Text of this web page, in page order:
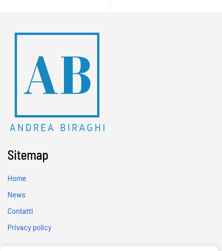
Sitemap
Home
News
Contatti
Privacy policy